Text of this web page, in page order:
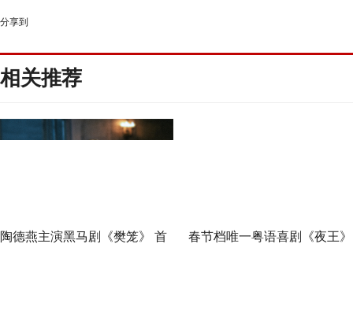
分享到
相关推荐
陶德燕主演黑马剧《樊笼》 首 春节档唯一粤语喜剧《夜王》